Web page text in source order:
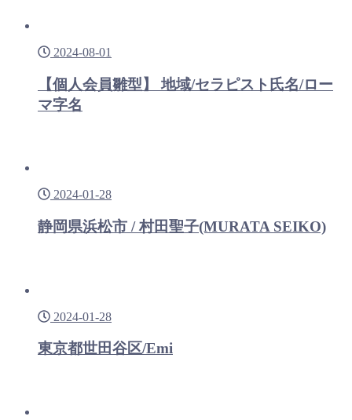
2024-08-01
【個人会員雛型】 地域/セラピスト氏名/ロー
マ字名
2024-01-28
静岡県浜松市 / 村田聖子(MURATA SEIKO)
2024-01-28
東京都世田谷区/Emi